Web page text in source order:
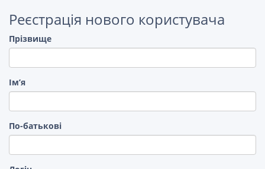
Реєстрація нового користувача
Прізвище
Ім’я
По-батькові